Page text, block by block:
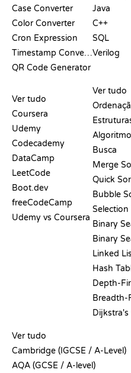
Case Converter
Color Converter
Cron Expression
Timestamp Converter
QR Code Generator
Java
C++
SQL
Verilog
Ver tudo
Coursera
Udemy
Codecademy
DataCamp
LeetCode
Boot.dev
freeCodeCamp
Udemy vs Coursera
Ver tudo
Busca
Merge
Quick
Bubble
Selection
Binary
Binary
Linked
Hash
Depth-
Ver tudo
Cambridge (IGCSE / A-Level)
AQA (GCSE / A-level)